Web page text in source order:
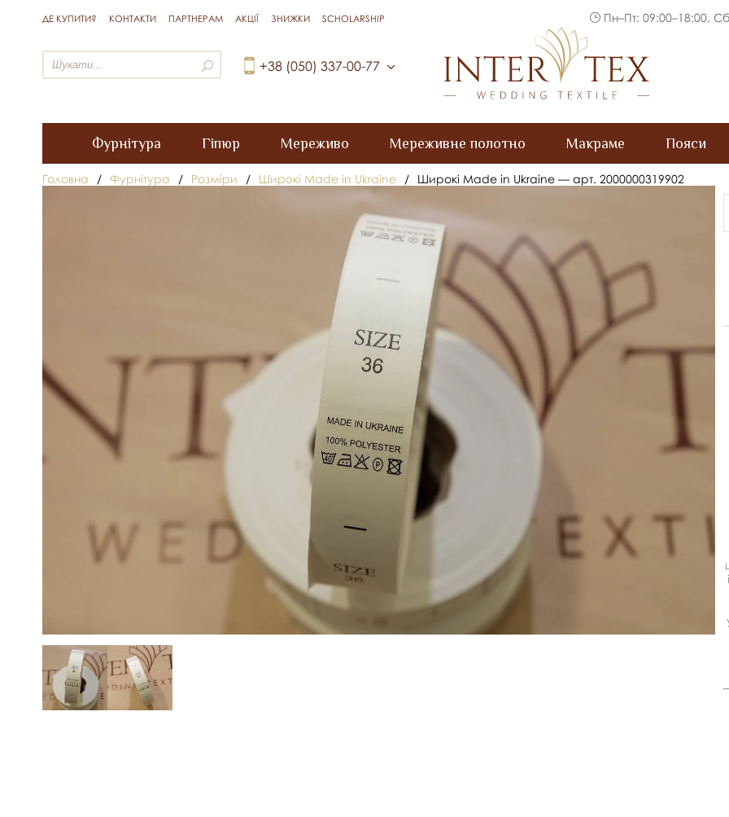
ДЕ КУПИТИ? КОНТАКТИ ПАРТНЕРАМ АКЦІЇ ЗНИЖКИ SCHOLARSHIP Пн–Пт: 09:00–18:00,
+38 (050) 337-00-77
Фурнітура Гіпюр Мереживо Мереживне полотно Макраме Пояси
Головна / Фурнітура / Розміри / Широкі Made in Ukraine / Широкі Made in Ukraine — арт. 2000000319902